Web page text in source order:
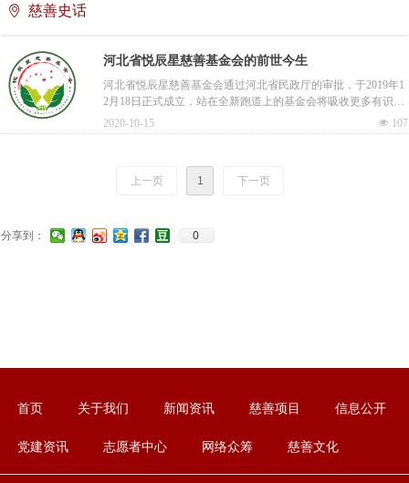
ꄹ 慈善史话
分享到： 0
河北省悦辰星慈善基金会的前世今生
河北省悦辰星慈善基金会通过河北省民政厅的审批，于2019年1
2月18日正式成立，站在全新跑道上的基金会将吸收更多有识之
士的智慧和力量，将再次扩大我们公益团队的力量，我们相信
我们有能力运作好基金会，为更多弱势群体谋取更多福利，让
넶 107
2020-10-15
上一页 1 下一页
首页 关于我们 新闻资讯 慈善项目 信息公开
党建资讯 志愿者中心 网络众筹 慈善文化